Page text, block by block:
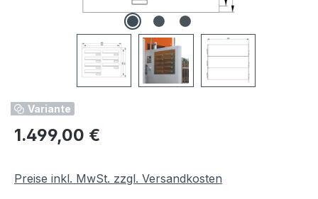
Variante
Regulärer Preis:
1.499,00 €
Preise inkl. MwSt. zzgl. Versandkosten